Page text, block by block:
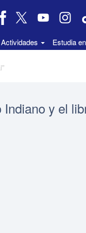
Actividades Estudia
Indiano y el